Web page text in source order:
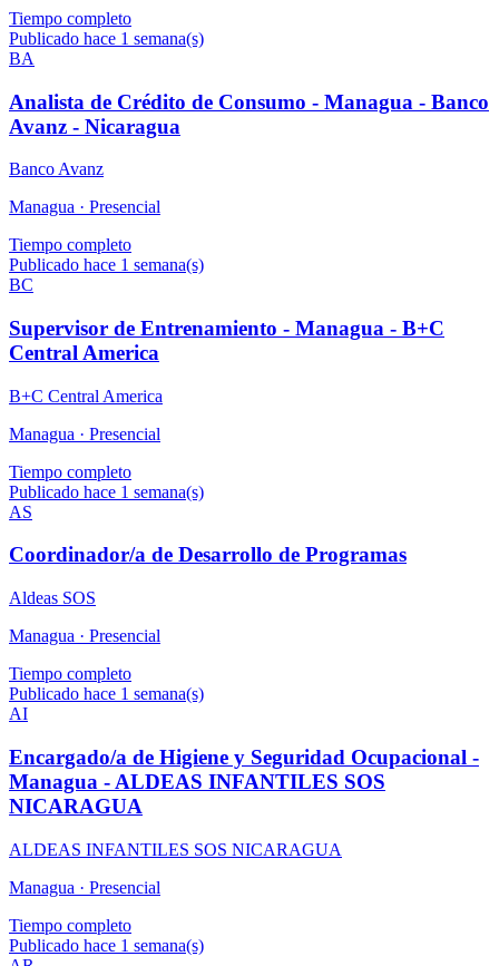
Tiempo completo
Publicado hace 1 semana(s)
BA
Analista de Crédito de Consumo - Managua - Banco
Avanz - Nicaragua
Banco Avanz
Managua · Presencial
Tiempo completo
Publicado hace 1 semana(s)
BC
Supervisor de Entrenamiento - Managua - B+C
Central America
B+C Central America
Managua · Presencial
Tiempo completo
Publicado hace 1 semana(s)
AS
Coordinador/a de Desarrollo de Programas
Aldeas SOS
Managua · Presencial
Tiempo completo
Publicado hace 1 semana(s)
AI
Encargado/a de Higiene y Seguridad Ocupacional -
Managua - ALDEAS INFANTILES SOS
NICARAGUA
ALDEAS INFANTILES SOS NICARAGUA
Managua · Presencial
Tiempo completo
Publicado hace 1 semana(s)